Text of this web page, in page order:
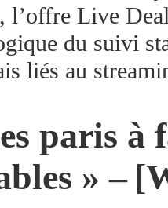
Live
du suivi
liés au
paris
» –